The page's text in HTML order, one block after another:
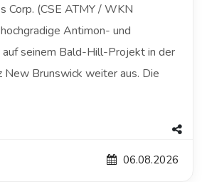
Corp. (CSE ATMY / WKN
Antimon- und
auf seinem Bald-Hill-Projekt in der
New Brunswick weiter aus. Die
06.08.2026